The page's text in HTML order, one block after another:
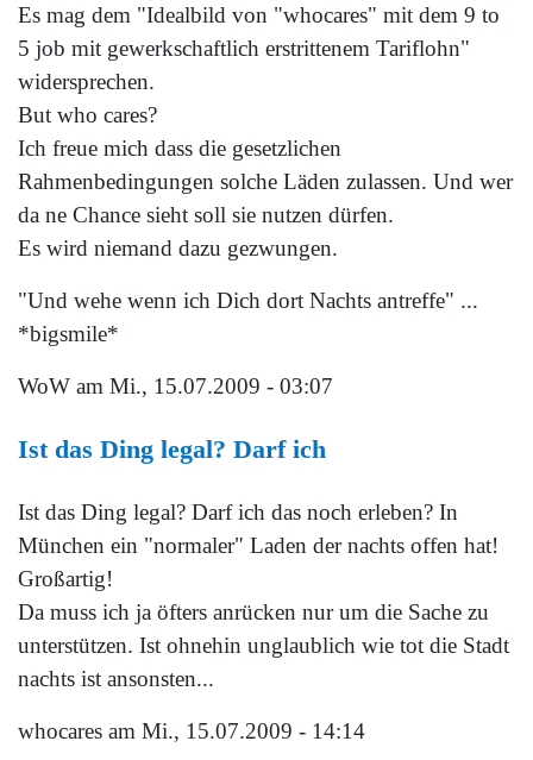
Es mag dem "Idealbild von "whocares" mit dem 9 to
5 job mit gewerkschaftlich erstrittenem Tariflohn"
widersprechen.
But who cares?
Ich freue mich dass die gesetzlichen
Rahmenbedingungen solche Läden zulassen. Und wer
da ne Chance sieht soll sie nutzen dürfen.
Es wird niemand dazu gezwungen.
"Und wehe wenn ich Dich dort Nachts antreffe" ...
*bigsmile*
WoW am Mi., 15.07.2009 - 03:07
Ist das Ding legal? Darf ich
Ist das Ding legal? Darf ich das noch erleben? In
München ein "normaler" Laden der nachts offen hat!
Großartig!
Da muss ich ja öfters anrücken nur um die Sache zu
unterstützen. Ist ohnehin unglaublich wie tot die Stadt
nachts ist ansonsten...
whocares am Mi., 15.07.2009 - 14:14